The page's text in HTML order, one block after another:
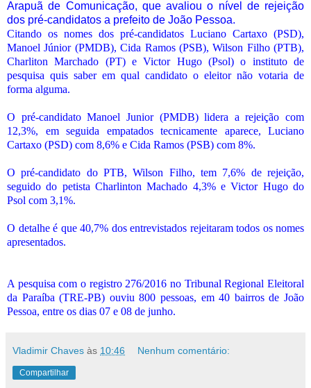
Arapuã de Comunicação, que avaliou o nível de rejeição
dos pré-candidatos a prefeito de João Pessoa.
Citando os nomes dos pré-candidatos Luciano Cartaxo (PSD),
Manoel Júnior (PMDB), Cida Ramos (PSB), Wilson Filho (PTB),
Charliton Marchado (PT) e Victor Hugo (Psol) o instituto de
pesquisa quis saber em qual candidato o eleitor não votaria de
forma alguma.
O pré-candidato Manoel Junior (PMDB) lidera a rejeição com
12,3%, em seguida empatados tecnicamente aparece, Luciano
Cartaxo (PSD) com 8,6% e Cida Ramos (PSB) com 8%.
O pré-candidato do PTB, Wilson Filho, tem 7,6% de rejeição,
seguido do petista Charlinton Machado 4,3% e Victor Hugo do
Psol com 3,1%.
O detalhe é que 40,7% dos entrevistados rejeitaram todos os nomes
apresentados.
A pesquisa com o registro 276/2016 no Tribunal Regional Eleitoral
da Paraíba (TRE-PB) ouviu 800 pessoas, em 40 bairros de João
Pessoa, entre os dias 07 e 08 de junho.
Vladimir Chaves às 10:46 Nenhum comentário:
Compartilhar